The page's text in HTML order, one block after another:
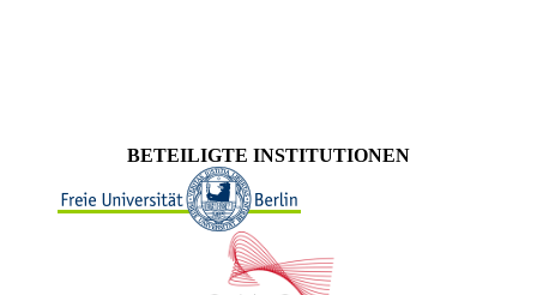
BETEILIGTE INSTITUTIONEN